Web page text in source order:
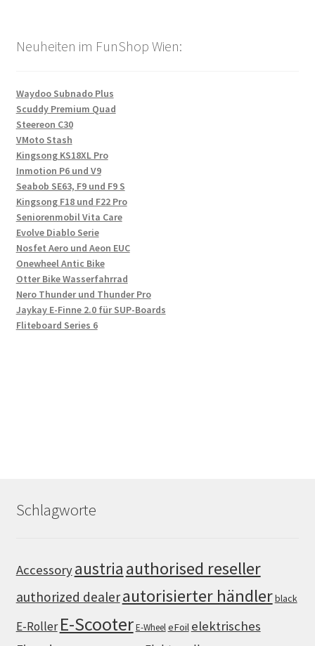
Neuheiten im FunShop Wien:
Waydoo Subnado Plus
Scuddy Premium Quad
Steereon C30
VMoto Stash
Kingsong KS18XL Pro
Inmotion P6 und V9
Seabob SE63, F9 und F9 S
Kingsong F18 und F22 Pro
Seniorenmobil Vita Care
Evolve Diablo Serie
Nosfet Aero und Aeon EUC
Onewheel Antic Bike
Otter Bike Wasserfahrrad
Nero Thunder und Thunder Pro
Jaykay E-Finne 2.0 für SUP-Boards
Fliteboard Series 6
Schlagworte
Accessoryaustria authorised reseller
authorized dealerautorisierter händlerblack
E-Roller E-ScooterE-WheeleFoil elektrisches